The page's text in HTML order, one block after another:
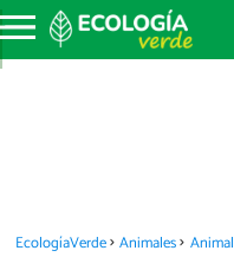
EcologíaVerde Animales